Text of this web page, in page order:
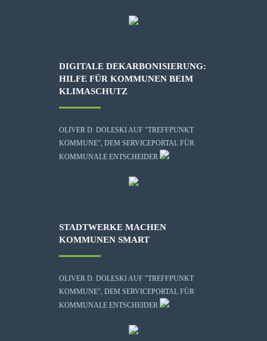
DIGITALE DEKARBONISIERUNG:
HILFE FÜR KOMMUNEN BEIM
KLIMASCHUTZ
OLIVER D. DOLESKI AUF "TREFFPUNKT
KOMMUNE", DEM SERVICEPORTAL FÜR
KOMMUNALE ENTSCHEIDER
STADTWERKE MACHEN
KOMMUNEN SMART
OLIVER D. DOLESKI AUF "TREFFPUNKT
KOMMUNE", DEM SERVICEPORTAL FÜR
KOMMUNALE ENTSCHEIDER